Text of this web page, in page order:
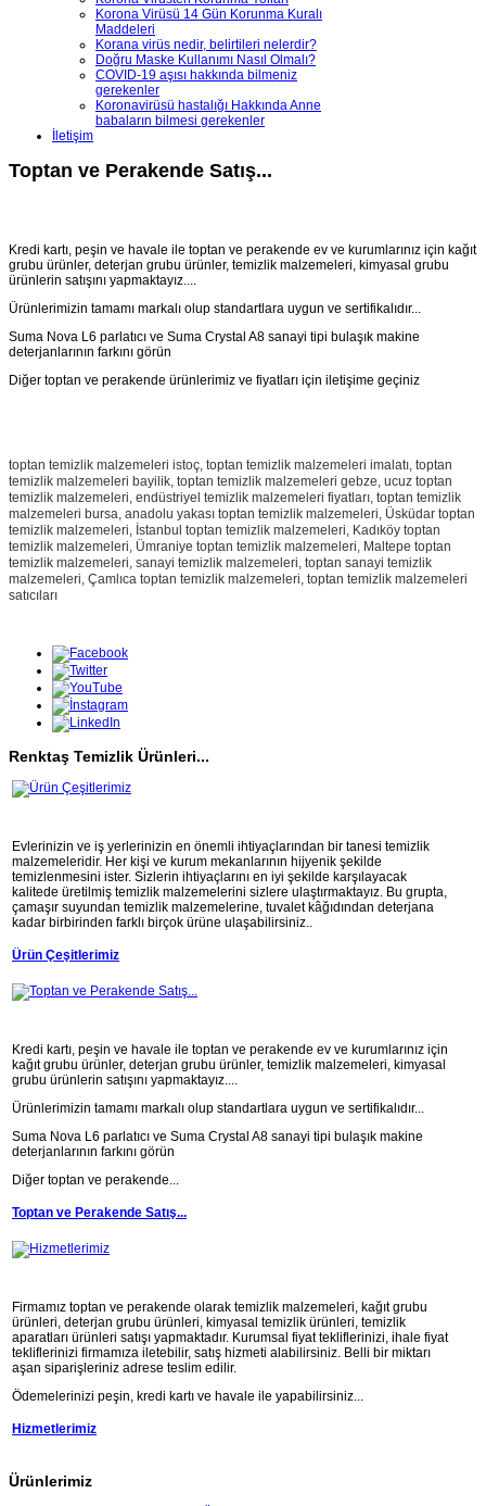
Korona Virüsü 14 Gün Korunma Kuralı
Maddeleri
Korana virüs nedir, belirtileri nelerdir?
Doğru Maske Kullanımı Nasıl Olmalı?
COVID-19 aşısı hakkında bilmeniz
gerekenler
Koronavirüsü hastalığı Hakkında Anne
babaların bilmesi gerekenler
İletişim
Toptan ve Perakende Satış...
Kredi kartı, peşin ve havale ile toptan ve perakende ev ve kurumlarınız için kağıt
grubu ürünler, deterjan grubu ürünler, temizlik malzemeleri, kimyasal grubu
ürünlerin satışını yapmaktayız....
Ürünlerimizin tamamı markalı olup standartlara uygun ve sertifikalıdır...
Suma Nova L6 parlatıcı ve Suma Crystal A8 sanayi tipi bulaşık makine
deterjanlarının farkını görün
Diğer toptan ve perakende ürünlerimiz ve fiyatları için iletişime geçiniz
toptan temizlik malzemeleri istoç, toptan temizlik malzemeleri imalatı, toptan
temizlik malzemeleri bayilik, toptan temizlik malzemeleri gebze, ucuz toptan
temizlik malzemeleri, endüstriyel temizlik malzemeleri fiyatları, toptan temizlik
malzemeleri bursa, anadolu yakası toptan temizlik malzemeleri, Üsküdar toptan
temizlik malzemeleri, İstanbul toptan temizlik malzemeleri, Kadıköy toptan
temizlik malzemeleri, Ümraniye toptan temizlik malzemeleri, Maltepe toptan
temizlik malzemeleri, sanayi temizlik malzemeleri, toptan sanayi temizlik
malzemeleri, Çamlıca toptan temizlik malzemeleri, toptan temizlik malzemeleri
satıcıları
Renktaş Temizlik Ürünleri...
Evlerinizin ve iş yerlerinizin en önemli ihtiyaçlarından bir tanesi temizlik
malzemeleridir. Her kişi ve kurum mekanlarının hijyenik şekilde
temizlenmesini ister. Sizlerin ihtiyaçlarını en iyi şekilde karşılayacak
kalitede üretilmiş temizlik malzemelerini sizlere ulaştırmaktayız. Bu grupta,
çamaşır suyundan temizlik malzemelerine, tuvalet kâğıdından deterjana
kadar birbirinden farklı birçok ürüne ulaşabilirsiniz..
Ürün Çeşitlerimiz
Kredi kartı, peşin ve havale ile toptan ve perakende ev ve kurumlarınız için
kağıt grubu ürünler, deterjan grubu ürünler, temizlik malzemeleri, kimyasal
grubu ürünlerin satışını yapmaktayız....
Ürünlerimizin tamamı markalı olup standartlara uygun ve sertifikalıdır...
Suma Nova L6 parlatıcı ve Suma Crystal A8 sanayi tipi bulaşık makine
deterjanlarının farkını görün
Diğer toptan ve perakende...
Toptan ve Perakende Satış...
Firmamız toptan ve perakende olarak temizlik malzemeleri, kağıt grubu
ürünleri, deterjan grubu ürünleri, kimyasal temizlik ürünleri, temizlik
aparatları ürünleri satışı yapmaktadır. Kurumsal fiyat tekliflerinizi, ihale fiyat
tekliflerinizi firmamıza iletebilir, satış hizmeti alabilirsiniz. Belli bir miktarı
aşan siparişleriniz adrese teslim edilir.
Ödemelerinizi peşin, kredi kartı ve havale ile yapabilirsiniz...
Hizmetlerimiz
Ürünlerimiz